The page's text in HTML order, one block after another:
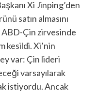
Xi Jinping’den
satın almasını
Çin zirvesinde
kesildi. Xi’nin
var: Çin lideri
varsayılarak
istiyordu. Ancak